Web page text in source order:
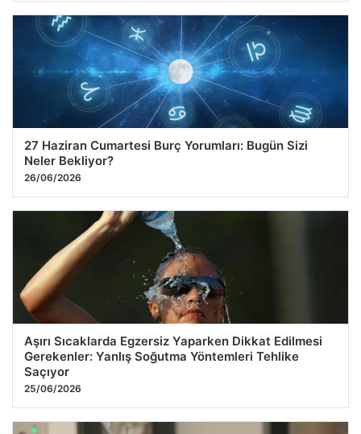
27 Haziran Cumartesi Burç Yorumları: Bugün Sizi
Neler Bekliyor?
26/06/2026
Aşırı Sıcaklarda Egzersiz Yaparken Dikkat Edilmesi
Gerekenler: Yanlış Soğutma Yöntemleri Tehlike
Saçıyor
25/06/2026